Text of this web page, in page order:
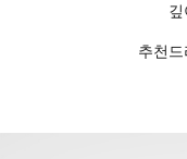
추천